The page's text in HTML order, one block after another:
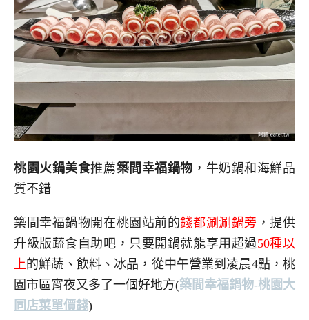
桃園火鍋美食推薦築間幸福鍋物 ，牛奶鍋和海鮮品
質不錯
築間幸福鍋物開在桃園站前的錢都涮涮鍋旁 ，提供
升級版蔬食自助吧，只要開鍋就能享用超過50種以
上的鮮蔬、飲料、冰品，從中午營業到凌晨4點，桃
園市區宵夜又多了一個好地方(築間幸福鍋物-桃園大
同店菜單價錢)